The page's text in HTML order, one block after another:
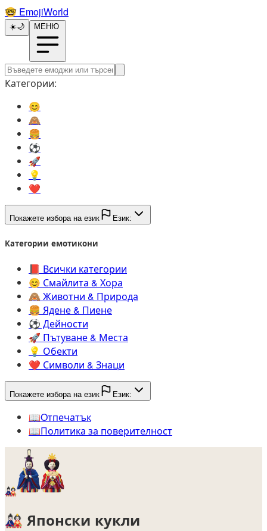
🤓️ EmojiWorld
☀️🌙 МЕНЮ
Категории:
😊️
🙈️
🍔️
⚽️
🚀️
💡️
❤️
Покажете избора на език Език:
Категории емотикони
📕️ Всички категории
😊️ Смайлита & Хора
🙈️ Животни & Природа
🍔️ Ядене & Пиене
⚽️ Дейности
🚀️ Пътуване & Места
💡️ Обекти
❤️ Символи & Знаци
Покажете избора на език Език:
📖️Oтпечатък
📖️Политика за поверителност
🎎
🎎 Японски кукли